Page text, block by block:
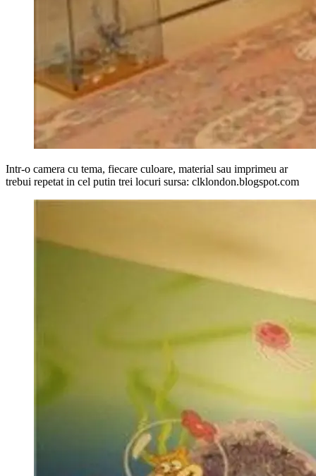
Intr-o camera cu tema, fiecare culoare, material sau imprimeu ar
trebui repetat in cel putin trei locuri sursa: clklondon.blogspot.com